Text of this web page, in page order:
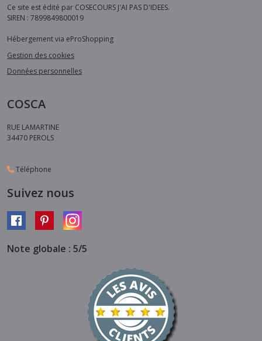
Ce site est édité par COSECOURS J'AI PAS D'IDEES.
SIREN : 7899849800019
Hébergement via eProShopping
Gestion des cookies
Données personnelles
COSCA
RUE LAMARTINE
34470 PEROLS
Téléphone
Suivez nous
Note globale : 5/5